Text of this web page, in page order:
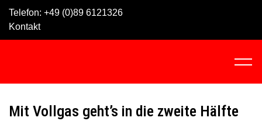
Telefon: +49 (0)89 6121326
Kontakt
C
Mit Vollgas geht’s in die zweite Hälfte